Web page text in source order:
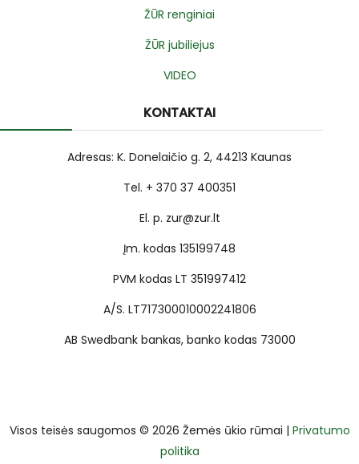
ŽŪR renginiai
ŽŪR jubiliejus
VIDEO
KONTAKTAI
Adresas: K. Donelaičio g. 2, 44213 Kaunas
Tel. + 370 37 400351
El. p. zur@zur.lt
Įm. kodas 135199748
PVM kodas LT 351997412
A/S. LT717300010002241806
AB Swedbank bankas, banko kodas 73000
Visos teisės saugomos © 2026 Žemės ūkio rūmai | Privatumo
politika